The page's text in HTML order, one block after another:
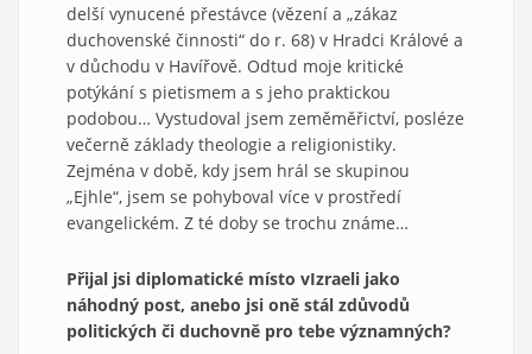
delší vynucené přestávce (vězení a „zákaz
duchovenské činnosti“ do r. 68) v Hradci Králové a
v důchodu v Havířově. Odtud moje kritické
potýkání s pietismem a s jeho praktickou
podobou… Vystudoval jsem zeměměřictví, posléze
večerně základy theologie a religionistiky.
Zejména v době, kdy jsem hrál se skupinou
„Ejhle“, jsem se pohyboval více v prostředí
evangelickém. Z té doby se trochu známe…
Přijal jsi diplomatické místo vIzraeli jako
náhodný post, anebo jsi oně stál zdůvodů
politických či duchovně pro tebe významných?